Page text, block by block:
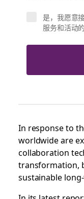
是，我愿意
服务和活动
In response to
worldwide are
collaboration
transformation,
sustainable